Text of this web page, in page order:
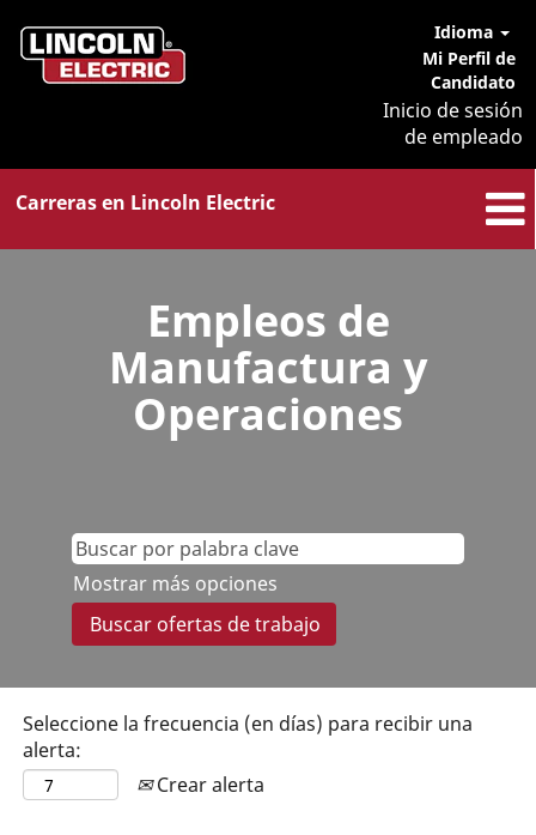
Idioma
Mi Perfil de
Candidato
Inicio de sesión
de empleado
Carreras en Lincoln Electric
Manufactura
Operaciones
Empleos de
Manufactura y
Operaciones
Mostrar más opciones
Seleccione la frecuencia (en días) para recibir una
alerta:
Crear alerta